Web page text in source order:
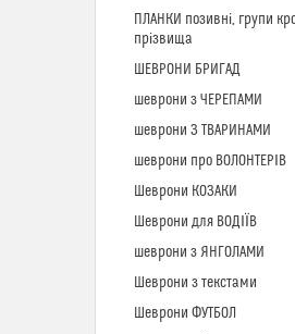
ПЛАНКИ позивні, групи
прізвища
ШЕВРОНИ БРИГАД
шеврони з ЧЕРЕПАМИ
шеврони З ТВАРИНАМИ
шеврони про ВОЛОНТЕРІВ
Шеврони КОЗАКИ
Шеврони для ВОДІЇВ
шеврони з ЯНГОЛАМИ
Шеврони з текстами
Шеврони ФУТБОЛ